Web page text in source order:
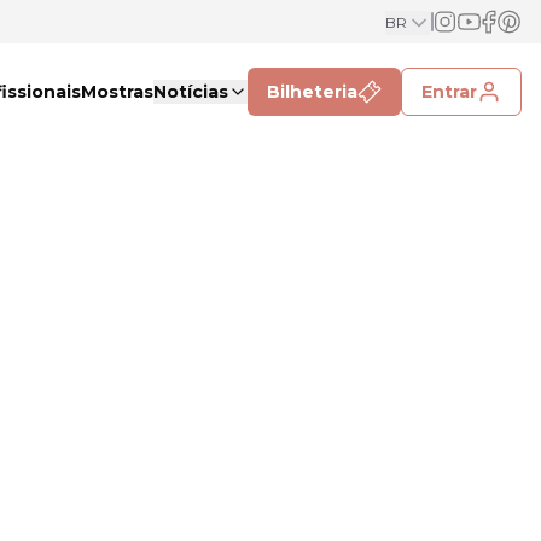
BR
MostrasNotícias Bilheteria Entrar